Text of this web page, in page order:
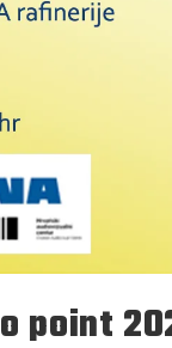
point